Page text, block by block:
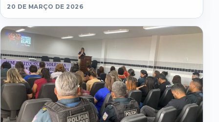
20 DE MARÇO DE 2026